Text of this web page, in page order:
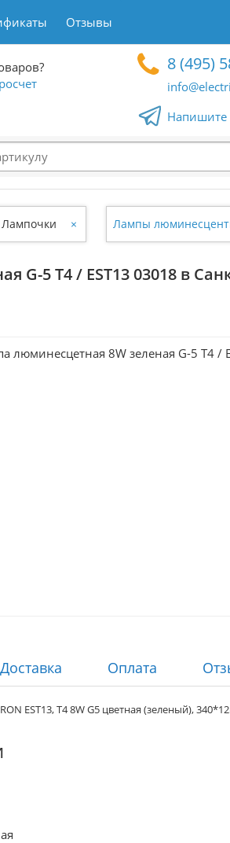
Отзывы
8 (495)
Напишите
Лампочки × Лампы
G-5 Т4 / EST13 03018 в
Доставка Оплата
EST13, T4 8W G5 цветная (зеленый),